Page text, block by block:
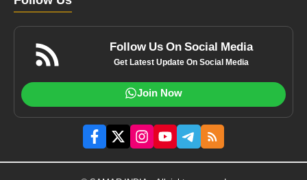
Follow Us On Social Media
Get Latest Update On Social Media
Join Now